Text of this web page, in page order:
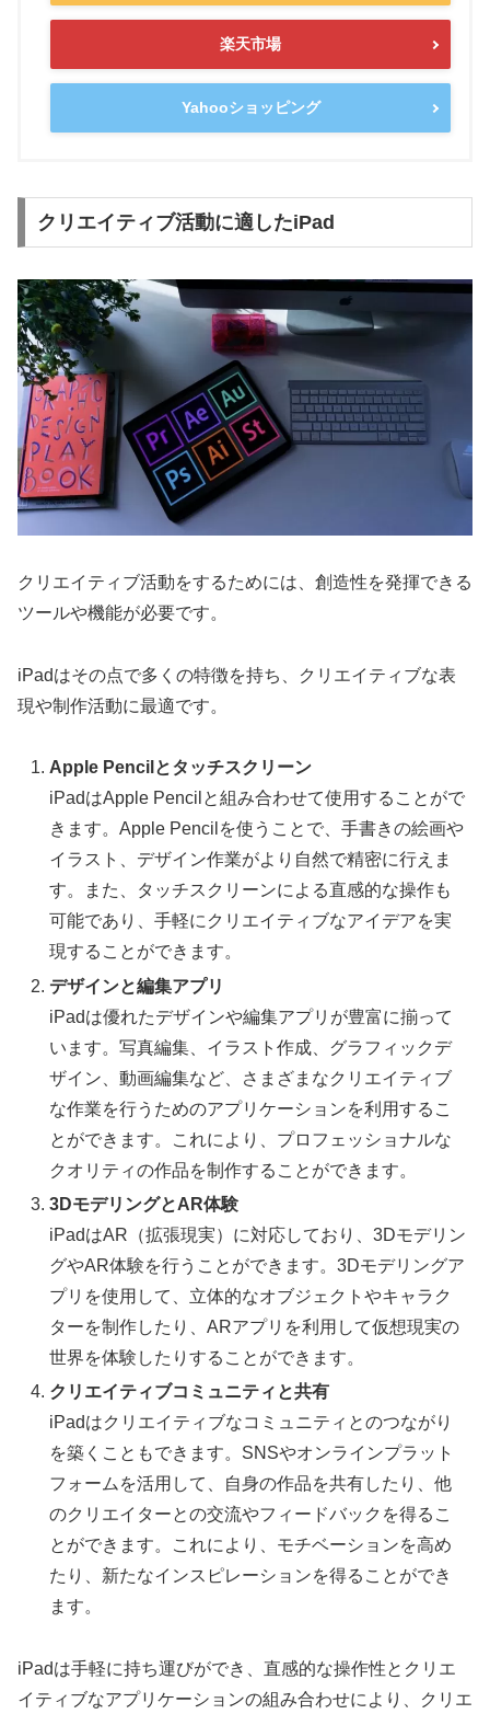
楽天市場
Yahooショッピング
クリエイティブ活動に適したiPad
クリエイティブ活動をするためには、創造性を発揮できる
ツールや機能が必要です。
iPadはその点で多くの特徴を持ち、クリエイティブな表
現や制作活動に最適です。
Apple Pencilとタッチスクリーン
iPadはApple Pencilと組み合わせて使用することがで
きます。Apple Pencilを使うことで、手書きの絵画や
イラスト、デザイン作業がより自然で精密に行えま
す。また、タッチスクリーンによる直感的な操作も
可能であり、手軽にクリエイティブなアイデアを実
現することができます。
デザインと編集アプリ
iPadは優れたデザインや編集アプリが豊富に揃って
います。写真編集、イラスト作成、グラフィックデ
ザイン、動画編集など、さまざまなクリエイティブ
な作業を行うためのアプリケーションを利用するこ
とができます。これにより、プロフェッショナルな
クオリティの作品を制作することができます。
3DモデリングとAR体験
iPadはAR（拡張現実）に対応しており、3Dモデリン
グやAR体験を行うことができます。3Dモデリングア
プリを使用して、立体的なオブジェクトやキャラク
ターを制作したり、ARアプリを利用して仮想現実の
世界を体験したりすることができます。
クリエイティブコミュニティと共有
iPadはクリエイティブなコミュニティとのつながり
を築くこともできます。SNSやオンラインプラット
フォームを活用して、自身の作品を共有したり、他
のクリエイターとの交流やフィードバックを得るこ
とができます。これにより、モチベーションを高め
たり、新たなインスピレーションを得ることができ
ます。
iPadは手軽に持ち運びができ、直感的な操作性とクリエ
イティブなアプリケーションの組み合わせにより、クリエ